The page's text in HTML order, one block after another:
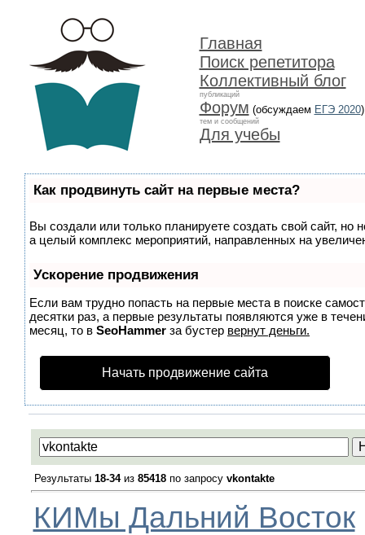
Главная
Поиск репетитора
Коллективный блог
публикаций
Форум (обсуждаем ЕГЭ 2020)
тем и сообщений
Для учебы
Как продвинуть сайт на первые места?
Вы создали или только планируете создать свой сайт, но
а целый комплекс мероприятий, направленных на
Ускорение продвижения
Если вам трудно попасть на первые места в поиске
десятки раз, а первые результаты появляются уже в
месяц, то в SeoHammer за бустер вернут деньги.
Начать продвижение сайта
Результаты 18-34из 85418по запросу vkontakte
КИМы Дальний Восток